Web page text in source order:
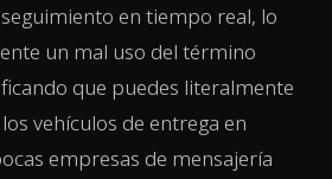
en tiempo real, lo
un mal uso del término
que puedes literalmente
vehículos de entrega en
empresas de mensajería